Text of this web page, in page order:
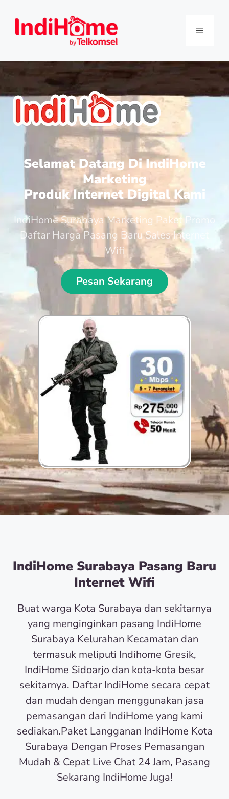
Selamat Datang Di IndiHome
Marketing
Produk Internet Digital Kami
IndiHome Surabaya Marketing Paket Promo
Daftar Harga Pasang Baru Sales Internet
Wifi
Pesan Sekarang
IndiHome Surabaya Pasang Baru
Internet Wifi
Buat warga Kota Surabaya dan sekitarnya
yang menginginkan pasang IndiHome
Surabaya Kelurahan Kecamatan dan
termasuk meliputi Indihome Gresik,
IndiHome Sidoarjo dan kota-kota besar
sekitarnya. Daftar IndiHome secara cepat
dan mudah dengan menggunakan jasa
pemasangan dari IndiHome yang kami
sediakan.Paket Langganan IndiHome Kota
Surabaya Dengan Proses Pemasangan
Mudah & Cepat Live Chat 24 Jam, Pasang
Sekarang IndiHome Juga!